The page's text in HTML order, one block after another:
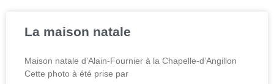
La maison natale
Maison natale d’Alain-Fournier à la Chapelle-d’Angillon
Cette photo à été prise par